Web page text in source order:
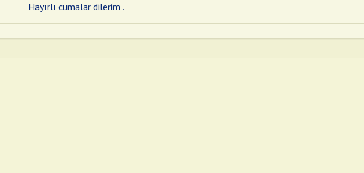
Hayırlı cumalar dilerim .